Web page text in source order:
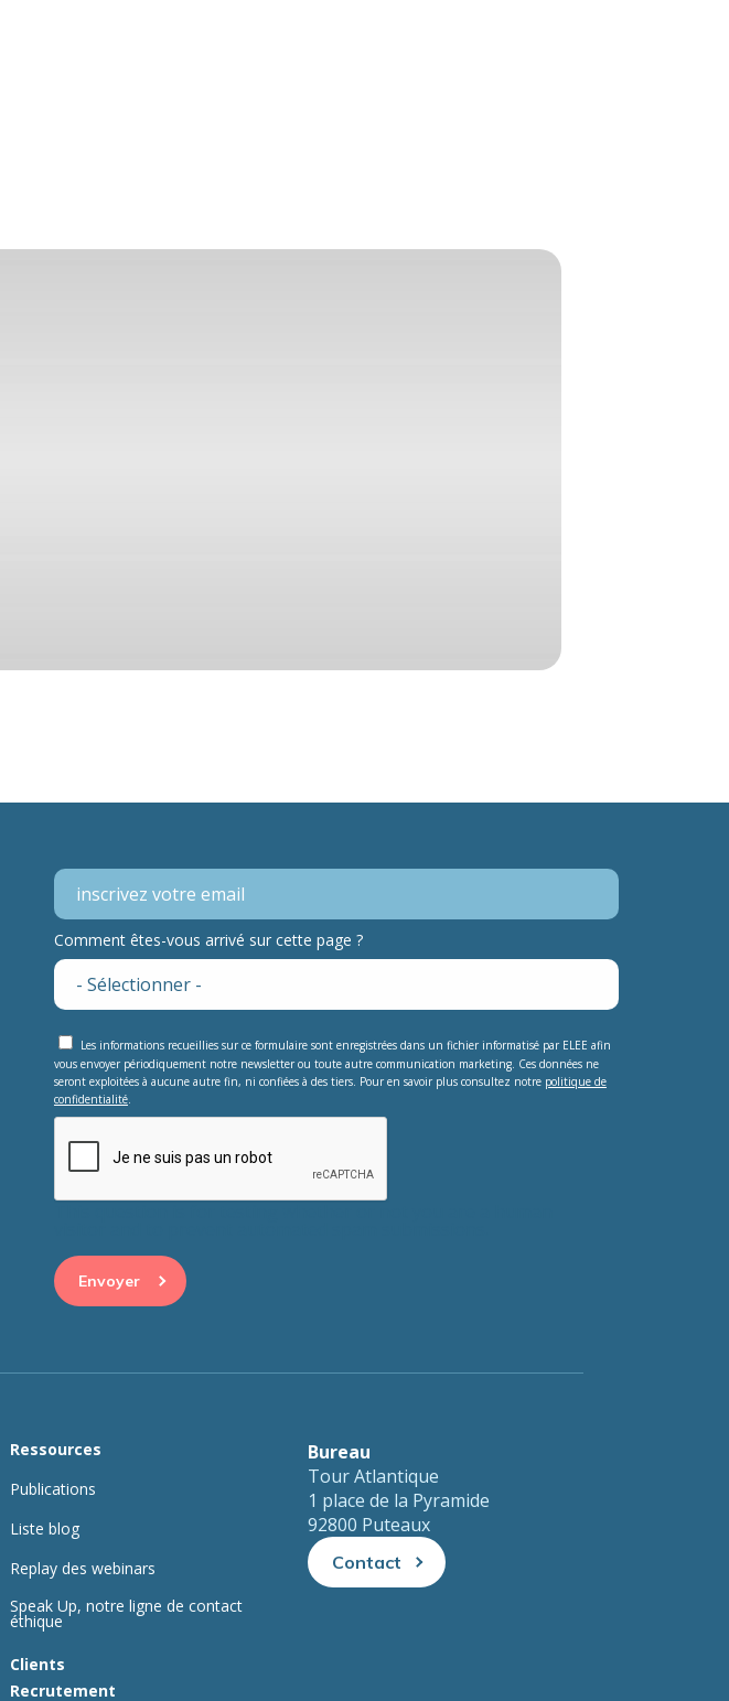
Comment êtes-vous arrivé sur cette page ?
Les informations recueillies sur ce formulaire sont enregistrées dans un fichier informatisé par ELEE afin
vous envoyer périodiquement notre newsletter ou toute autre communication marketing. Ces données ne
seront exploitées à aucune autre fin, ni confiées à des tiers. Pour en savoir plus consultez notre politique de
confidentialité.
Ressources
Publications
Liste blog
Replay des webinars
Speak Up, notre ligne de contact
éthique
Clients
Recrutement
Bureau
Tour Atlantique
1 place de la Pyramide
92800 Puteaux
Contact